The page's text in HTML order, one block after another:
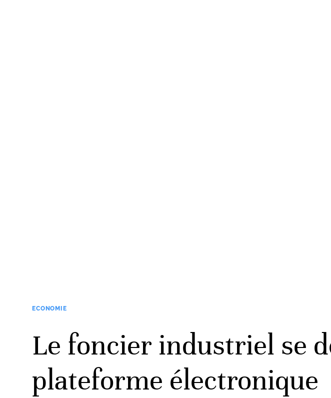
ECONOMIE
Le foncier industriel se
plateforme électronique